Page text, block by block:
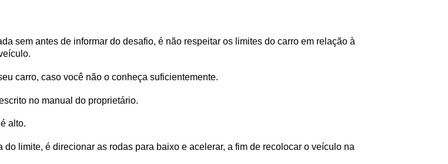
sem antes de informar do desafio, é não respeitar os limites do carro em relação à
carro, caso você não o conheça suficientemente.
no manual do proprietário.
alto.
limite, é direcionar as rodas para baixo e acelerar, a fim de recolocar o veículo na